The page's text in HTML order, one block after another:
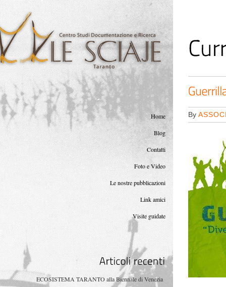
Home
Blog
Contatti
Foto e Video
Le nostre pubblicazioni
Link amici
Visite guidate
ECOSISTEMA TARANTO alla Biennale di Venezia
<
By